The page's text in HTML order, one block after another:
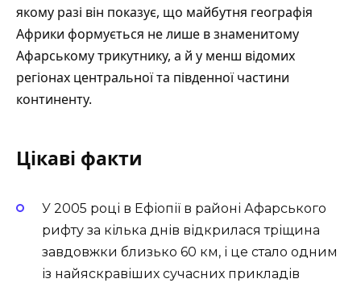
якому разі він показує, що майбутня географія
Африки формується не лише в знаменитому
Афарському трикутнику, а й у менш відомих
регіонах центральної та південної частини
континенту.
Цікаві факти
У 2005 році в Ефіопії в районі Афарського
рифту за кілька днів відкрилася тріщина
завдовжки близько 60 км, і це стало одним
із найяскравіших сучасних прикладів